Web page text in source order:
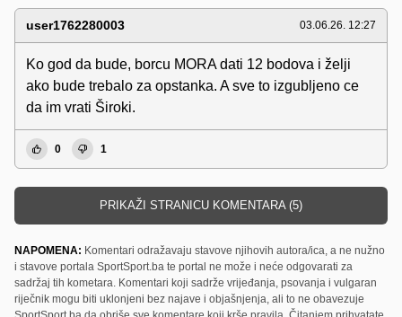
user1762280003 03.06.26. 12:27
Ko god da bude, borcu MORA dati 12 bodova i želji
ako bude trebalo za opstanka. A sve to izgubljeno ce
da im vrati Široki.
0 1
PRIKAŽI STRANICU KOMENTARA (5)
NAPOMENA: Komentari odražavaju stavove njihovih autora/ica, a ne nužno
i stavove portala SportSport.ba te portal ne može i neće odgovarati za
sadržaj tih kometara. Komentari koji sadrže vrijeđanja, psovanja i vulgaran
riječnik mogu biti uklonjeni bez najave i objašnjenja, ali to ne obavezuje